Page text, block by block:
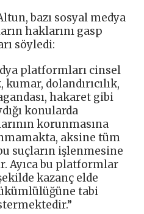
bazı sosyal medya
haklarını gasp
söyledi:
platformları cinsel
dolandırıcılık,
hakaret gibi
konularda
korunmasına
aksine tüm
suçların işlenmesine
Ayıca bu platformlar
kazanç elde
tabi